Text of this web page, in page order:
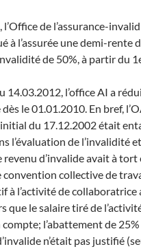
l’Office de l’assurance-
à l’assurée une demi-rente
de 50%, à partir du
14.03.2012, l’office AI a
le 01.01.2010. En bref,
du 17.12.2002 était
l’évaluation de l’invalidité
revenu d’invalide avait à
convention collective de
à l’activité de collaboratrice
que le salaire tiré de
compte; l’abattement de
n’était pas justifié